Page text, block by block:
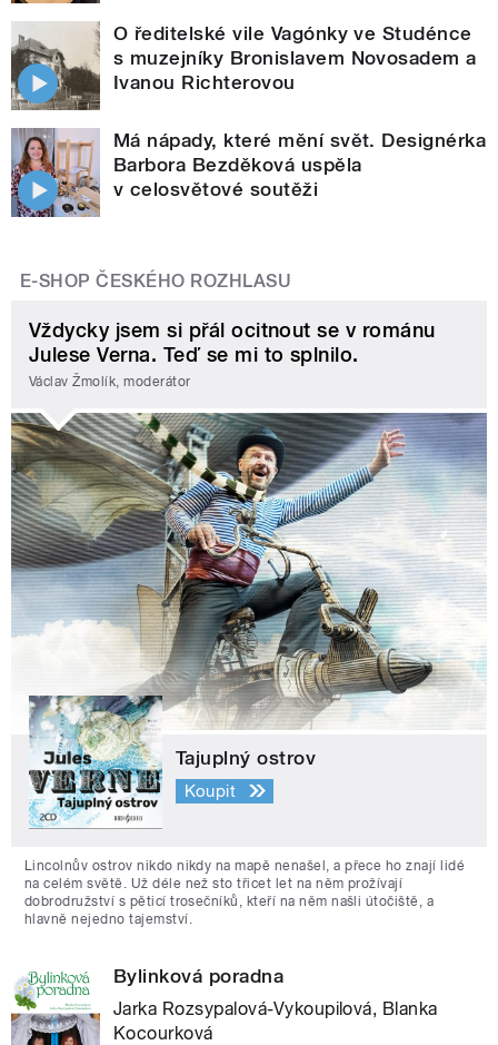
O ředitelské vile Vagónky ve Studénce
s muzejníky Bronislavem Novosadem a
Ivanou Richterovou
Má nápady, které mění svět. Designérka
Barbora Bezděková uspěla
v celosvětové soutěži
E-SHOP ČESKÉHO ROZHLASU
Vždycky jsem si přál ocitnout se v románu
Julese Verna. Teď se mi to splnilo.
Václav Žmolík, moderátor
Tajuplný ostrov
Koupit
Lincolnův ostrov nikdo nikdy na mapě nenašel, a přece ho znají lidé
na celém světě. Už déle než sto třicet let na něm prožívají
dobrodružství s pěticí trosečníků, kteří na něm našli útočiště, a
hlavně nejedno tajemství.
Bylinková poradna
Jarka Rozsypalová-Vykoupilová, Blanka
Kocourková